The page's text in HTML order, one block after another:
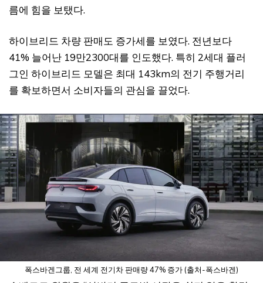
름에 힘을 보탰다.
하이브리드 차량 판매도 증가세를 보였다. 전년보다
41% 늘어난 19만2300대를 인도했다. 특히 2세대 플러
그인 하이브리드 모델은 최대 143km의 전기 주행거리
를 확보하면서 소비자들의 관심을 끌었다.
폭스바겐그룹, 전 세계 전기차 판매량 47% 증가 (출처-폭스바겐)